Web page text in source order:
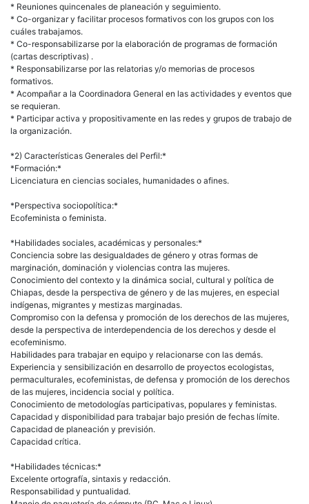
* Reuniones quincenales de planeación y seguimiento.
* Co-organizar y facilitar procesos formativos con los grupos con los
cuáles trabajamos.
* Co-responsabilizarse por la elaboración de programas de formación
(cartas descriptivas) .
* Responsabilizarse por las relatorias y/o memorias de procesos
formativos.
* Acompañar a la Coordinadora General en las actividades y eventos que
se requieran.
* Participar activa y propositivamente en las redes y grupos de trabajo de
la organización.
*2) Características Generales del Perfil:*
*Formación:*
Licenciatura en ciencias sociales, humanidades o afines.
*Perspectiva sociopolítica:*
Ecofeminista o feminista.
*Habilidades sociales, académicas y personales:*
Conciencia sobre las desigualdades de género y otras formas de
marginación, dominación y violencias contra las mujeres.
Conocimiento del contexto y la dinámica social, cultural y política de
Chiapas, desde la perspectiva de género y de las mujeres, en especial
indígenas, migrantes y mestizas marginadas.
Compromiso con la defensa y promoción de los derechos de las mujeres,
desde la perspectiva de interdependencia de los derechos y desde el
ecofeminismo.
Habilidades para trabajar en equipo y relacionarse con las demás.
Experiencia y sensibilización en desarrollo de proyectos ecologistas,
permaculturales, ecofeministas, de defensa y promoción de los derechos
de las mujeres, incidencia social y política.
Conocimiento de metodologías participativas, populares y feministas.
Capacidad y disponibilidad para trabajar bajo presión de fechas límite.
Capacidad de planeación y previsión.
Capacidad crítica.
*Habilidades técnicas:*
Excelente ortografía, sintaxis y redacción.
Responsabilidad y puntualidad.